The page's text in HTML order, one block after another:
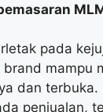
pada
brand mampu
dan terbuka.
penjualan,